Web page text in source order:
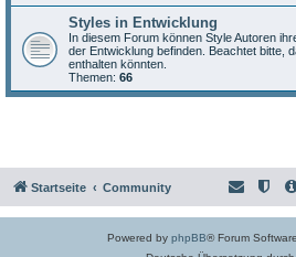
Styles in Entwicklung
In diesem Forum können Style Autoren
der Entwicklung befinden. Beachtet bitte,
enthalten könnten.
Themen: 66
Startseite Community
Powered by phpBB® Forum